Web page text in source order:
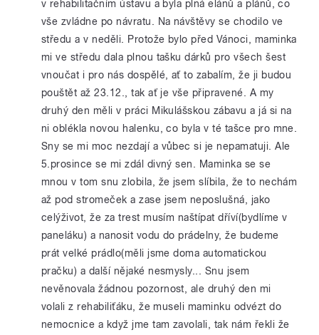
v rehabilitačním ústavu a byla plná elánů a plánů, co
vše zvládne po návratu. Na návštěvy se chodilo ve
středu a v neděli. Protože bylo před Vánoci, maminka
mi ve středu dala plnou tašku dárků pro všech šest
vnoučat i pro nás dospělé, ať to zabalím, že ji budou
pouštět až 23.12., tak ať je vše připravené. A my
druhý den měli v práci Mikulášskou zábavu a já si na
ni oblékla novou halenku, co byla v té tašce pro mne.
Sny se mi moc nezdají a vůbec si je nepamatuji. Ale
5.prosince se mi zdál divný sen. Maminka se se
mnou v tom snu zlobila, že jsem slíbila, že to nechám
až pod stromeček a zase jsem neposlušná, jako
celýživot, že za trest musím naštípat dříví(bydlíme v
paneláku) a nanosit vodu do prádelny, že budeme
prát velké prádlo(měli jsme doma automatickou
pračku) a další nějaké nesmysly... Snu jsem
nevěnovala žádnou pozornost, ale druhý den mi
volali z rehabiliťáku, že museli maminku odvézt do
nemocnice a když jme tam zavolali, tak nám řekli že